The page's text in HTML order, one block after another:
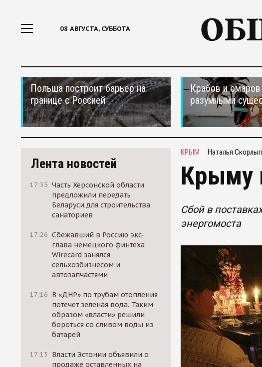
08 АВГУСТА, СУББОТА
Польша построит барьер на
границе с Россией
Крабов и омаров
разумными
Лента новостей
17:35 Часть Херсонской области
предложили передать
Беларуси для строительства
санаториев
17:26 Сбежавший в Россию экс-
глава немецкого финтеха
Wirecard занялся
сельхозбизнесом и
автозапчастями
17:16 В «ДНР» по трубам отопления
потечет зеленая вода. Таким
образом «власти» решили
бороться со сливом воды из
батарей
17:13
Власти Эстонии объявили о
продаже оставленных на
КРЫМ Наталья
Крыму
Сбой в
энергомоста